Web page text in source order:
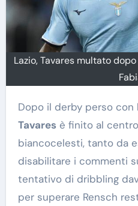
Lazio, Tavares multato
Dopo il derby perso con
Tavaresè finito al
biancocelesti, tanto da
disabilitare i commenti
tentativo di dribbling
per superare Rensch